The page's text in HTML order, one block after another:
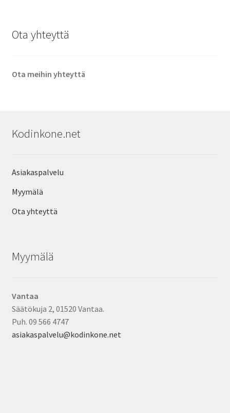
Ota yhteyttä
Ota meihin yhteyttä
Kodinkone.net
Asiakaspalvelu
Myymälä
Ota yhteyttä
Myymälä
Vantaa
Säätökuja 2, 01520 Vantaa.
Puh. 09 566 4747
asiakaspalvelu@kodinkone.net